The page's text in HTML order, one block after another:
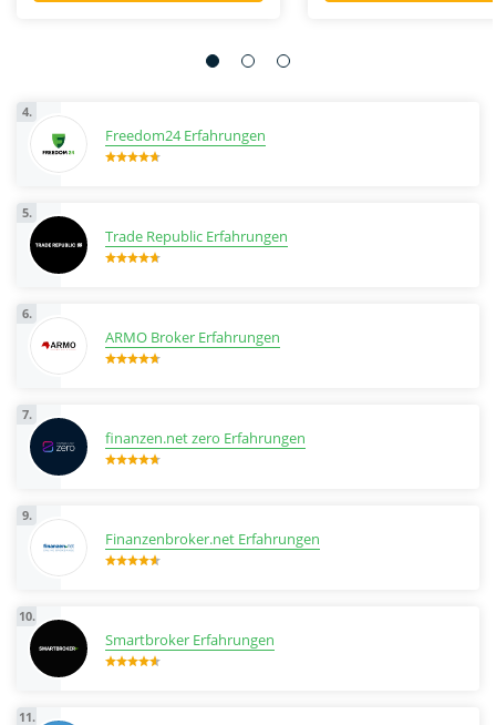
4.
Freedom24 Erfahrungen
5.
Trade Republic Erfahrungen
6.
ARMO Broker Erfahrungen
7.
finanzen.net zero Erfahrungen
9.
Finanzenbroker.net Erfahrungen
10.
Smartbroker Erfahrungen
11.